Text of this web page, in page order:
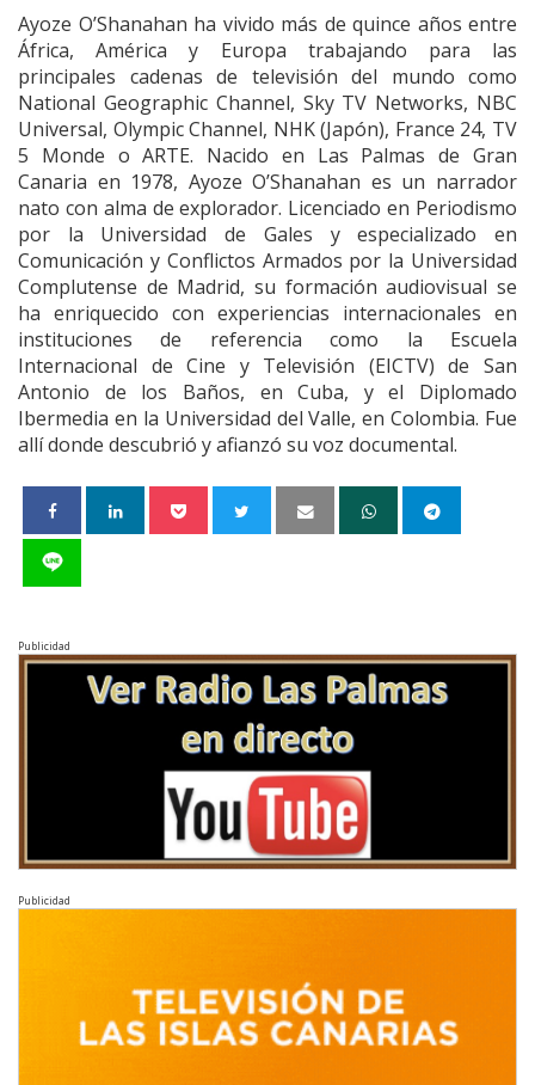
Ayoze O’Shanahan ha vivido más de quince años entre
África, América y Europa trabajando para las
principales cadenas de televisión del mundo como
National Geographic Channel, Sky TV Networks, NBC
Universal, Olympic Channel, NHK (Japón), France 24, TV
5 Monde o ARTE. Nacido en Las Palmas de Gran
Canaria en 1978, Ayoze O’Shanahan es un narrador
nato con alma de explorador. Licenciado en Periodismo
por la Universidad de Gales y especializado en
Comunicación y Conflictos Armados por la Universidad
Complutense de Madrid, su formación audiovisual se
ha enriquecido con experiencias internacionales en
instituciones de referencia como la Escuela
Internacional de Cine y Televisión (EICTV) de San
Antonio de los Baños, en Cuba, y el Diplomado
Ibermedia en la Universidad del Valle, en Colombia. Fue
allí donde des­cubrió y afianzó su voz documental.
Publicidad
Publicidad